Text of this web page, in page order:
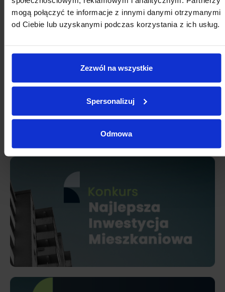
mogą połączyć te informacje z innymi danymi otrzymanymi
od Ciebie lub uzyskanymi podczas korzystania z ich usług.
Zezwól na wszystkie
Spersonalizuj
Odmowa
31 1 2 3 4 5 6